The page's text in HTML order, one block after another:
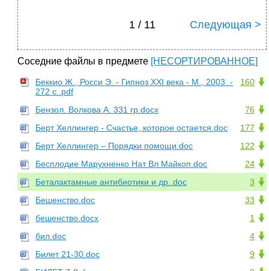
1 / 11 Следующая >
Соседние файлы в предмете [НЕСОРТИРОВАННОЕ]
160
Беккио Ж., Росси Э. - Гипноз XXI века - М., 2003. -
272 с..pdf
76
Бензол. Волкова А. 331 гр.docx
177
Берт Хеллингер - Счастье, которое остается.doc
122
Берт Хеллингер – Порядки помощи.doc
24
Бесплодие Марухненко Нат Вл Майкоп.doc
3
Беталактамные антибиотики и др..doc
33
Бешенство.doc
1
бешенство.docx
4
бил.doc
9
Билет 21-30.doc